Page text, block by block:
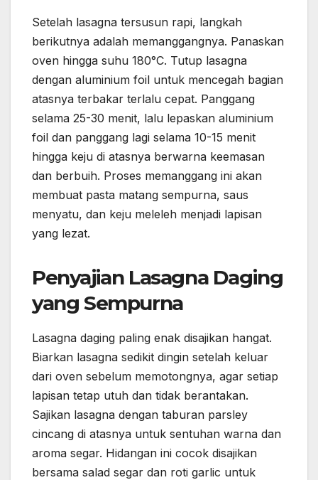
Setelah lasagna tersusun rapi, langkah
berikutnya adalah memanggangnya. Panaskan
oven hingga suhu 180°C. Tutup lasagna
dengan aluminium foil untuk mencegah bagian
atasnya terbakar terlalu cepat. Panggang
selama 25-30 menit, lalu lepaskan aluminium
foil dan panggang lagi selama 10-15 menit
hingga keju di atasnya berwarna keemasan
dan berbuih. Proses memanggang ini akan
membuat pasta matang sempurna, saus
menyatu, dan keju meleleh menjadi lapisan
yang lezat.
Penyajian Lasagna Daging
yang Sempurna
Lasagna daging paling enak disajikan hangat.
Biarkan lasagna sedikit dingin setelah keluar
dari oven sebelum memotongnya, agar setiap
lapisan tetap utuh dan tidak berantakan.
Sajikan lasagna dengan taburan parsley
cincang di atasnya untuk sentuhan warna dan
aroma segar. Hidangan ini cocok disajikan
bersama salad segar dan roti garlic untuk